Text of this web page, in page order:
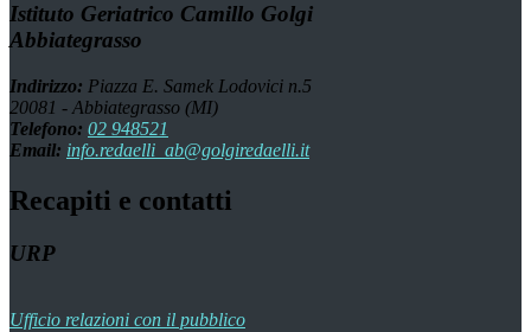
Istituto Geriatrico Camillo Golgi
Abbiategrasso
Indirizzo: Piazza E. Samek Lodovici n.5
20081 - Abbiategrasso (MI)
Telefono: 02 948521
Email: info.redaelli_ab@golgiredaelli.it
Recapiti e contatti
URP
Ufficio relazioni con il pubblico